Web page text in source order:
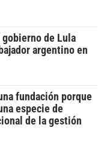
de Lula
argentino en
fundación porque
especie de
de la gestión